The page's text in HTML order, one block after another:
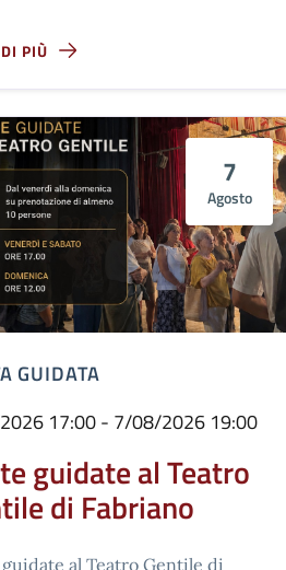
PIÙ
7
Agosto
GUIDATA
17:00 - 7/08/2026 19:00
guidate al Teatro
di Fabriano
al Teatro Gentile di